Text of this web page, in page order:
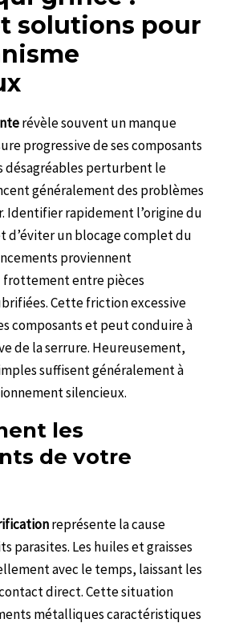
solutions pour
révèle souvent un manque
progressive de ses composants
désagréables perturbent le
généralement des problèmes
Identifier rapidement l’origine du
d’éviter un blocage complet du
proviennent
entre pièces
Cette friction excessive
composants et peut conduire à
de la serrure. Heureusement,
suffisent généralement à
silencieux.
les
de votre
représente la cause
parasites. Les huiles et graisses
avec le temps, laissant les
direct. Cette situation
métalliques caractéristiques